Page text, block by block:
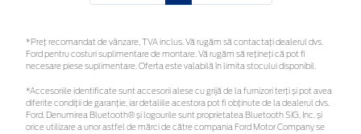
*Preţ recomandat de vânzare, TVA inclus. Vă rugăm să contactaţi dealerul dvs.
Ford pentru costuri suplimentare de montare. Vă rugăm să rețineți că pot fi
necesare piese suplimentare. Oferta este valabilă în limita stocului disponibil.
*Accesoriile identificate sunt accesorii alese cu grijă de la furnizori terți și pot avea
diferite condiții de garanție, iar detaliile acestora pot fi obținute de la dealerul dvs.
Ford. Denumirea Bluetooth® și logourile sunt proprietatea Bluetooth SIG, Inc. și
orice utilizare a unor astfel de mărci de către compania Ford Motor Company se